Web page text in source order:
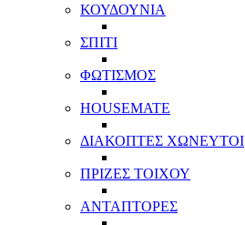
ΚΟΥΔΟΥΝΙΑ
ΣΠΙΤΙ
ΦΩΤΙΣΜΟΣ
HOUSEMATE
ΔΙΑΚΟΠΤΕΣ ΧΩΝΕΥΤΟΙ
ΠΡΙΖΕΣ ΤΟΙΧΟΥ
ΑΝΤΑΠΤΟΡΕΣ